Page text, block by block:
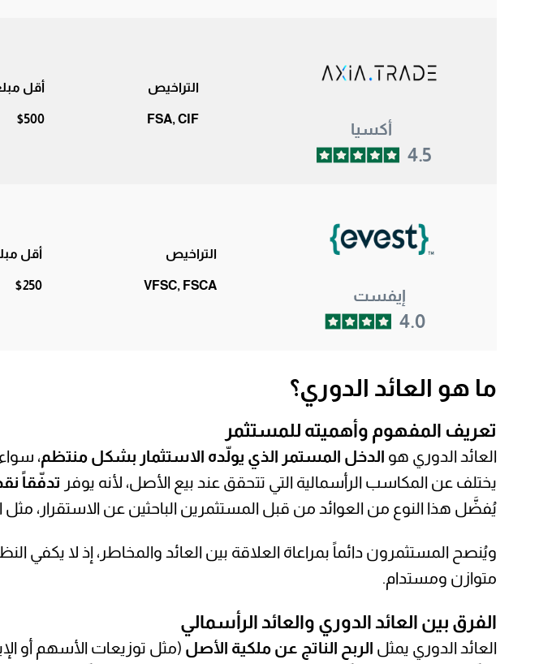
أكسيا
4.5
التراخيص
FSA, CIF
أقل
$500
إيفست
4.0
التراخيص
VFSC, FSCA
أقل
$250
ما هو العائد الدوري؟
تعريف المفهوم وأهميته للمستثمر
العائد الدوري هو الدخل المستمر الذي يولّده الاستثمار بشكل منتظم،
يختلف عن المكاسب الرأسمالية التي تتحقق عند بيع الأصل، لأنه يوفر تدفّقاً
يُفضَّل هذا النوع من العوائد من قبل المستثمرين الباحثين عن الاستقرار،
ويُنصح المستثمرون دائماً بمراعاة العلاقة بين العائد والمخاطر، إذ لا يكفي
متوازن ومستدام.
الفرق بين العائد الدوري والعائد الرأسمالي
العائد الدوري يمثل الربح الناتج عن ملكية الأصل (مثل توزيعات الأسهم أو